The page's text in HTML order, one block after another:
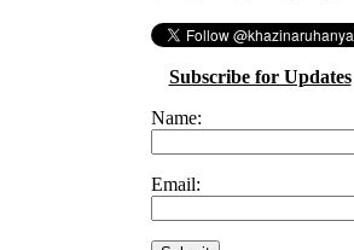
Subscribe for Updates
Name:
Email: